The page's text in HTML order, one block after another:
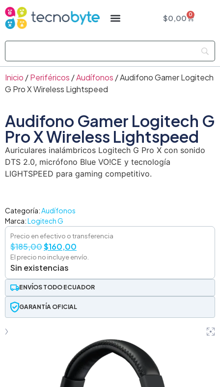
$0,00 0
Inicio /Periféricos /Audífonos / Audifono Gamer Logitech
G Pro X Wireless Lightspeed
Audifono Gamer Logitech G
Pro X Wireless Lightspeed
Auriculares inalámbricos Logitech G Pro X con sonido
DTS 2.0, micrófono Blue VO!CE y tecnología
LIGHTSPEED para gaming competitivo.
Categoría:Audífonos
Marca:Logitech G
Precio en efectivo o transferencia
$185,00$160,00
El precio no incluye envío.
Sin existencias
ENVÍOS TODO ECUADOR
GARANTÍA OFICIAL